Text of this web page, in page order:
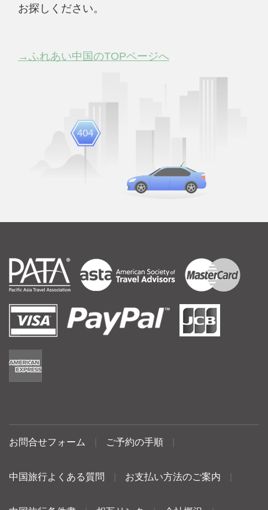
お探しください。
→ふれあい中国のTOPページへ
お問合せフォーム ご予約の手順
中国旅行よくある質問 お支払い方法のご案内